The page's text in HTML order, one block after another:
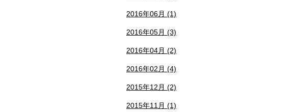
2016年06月 (1)
2016年05月 (3)
2016年04月 (2)
2016年02月 (4)
2015年12月 (2)
2015年11月 (1)